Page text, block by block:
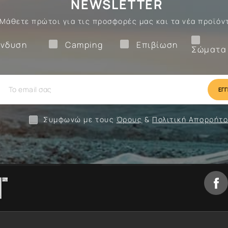
NEWSLETTER
Μάθετε πρώτοι για τις προσφορές μας και τα νέα
Επιβίωση
Επιβίωση
Camping
Camping
Ένδυση
Συμφωνώ με τους Όρους & Πολιτική